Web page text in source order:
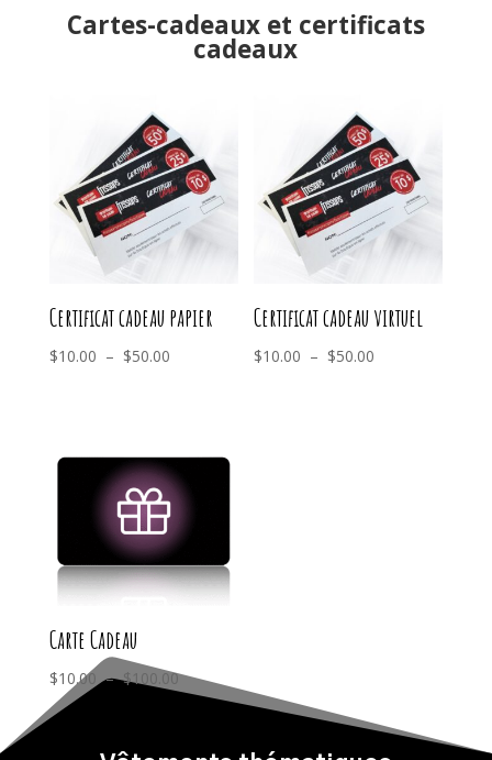
Cartes-cadeaux et certificats
cadeaux
Certificat cadeau papier
$10.00 – $50.00Plage
à
$50.00
Certificat cadeau virtuel
$10.00 – $50.00
Carte Cadeau
$10.00 – $100.00Plage